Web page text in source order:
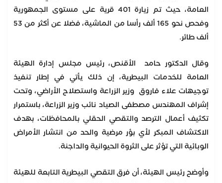
العامة، حيث تم زيارة 401 قرية على مستوى الجمهورية
وفحص نحو 165 ألف رأسا من الماشية، فضلا عن أكثر من 53
ألف طائر.
وقال الدكتور حامد الأقنص، رئيس مجلس إدارة الهيئة
العامة للخدمات البيطرية، إن ذلك يأتي في إطار تنفيذ
توجيهات علاء فاروق وزير الزراعة واستصلاح الأراضي، وتحت
إشراف المهندس مصطفى الصياد نائب وزير الزراعة، باستمرار
تكثيف أعمال الترصد والتقصي الحقلي بالمحافظات، بهدف
الاكتشاف المبكر لأي بؤر مرضية والحد من انتشار الأمراض
الوبائية التي تؤثر على الثروة الحيوانية والداجنة.
وأوضح رئيس الهيئة، أن فرق التقصي البيطرية التابعة للهيئة